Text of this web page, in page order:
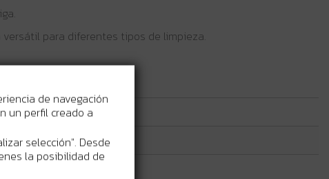
para diferentes tipos de limpieza.
de navegación
un perfil creado a
selección". Desde
la posibilidad de